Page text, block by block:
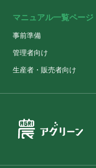
マニュアル一覧ページ
事前準備
管理者向け
生産者・販売者向け